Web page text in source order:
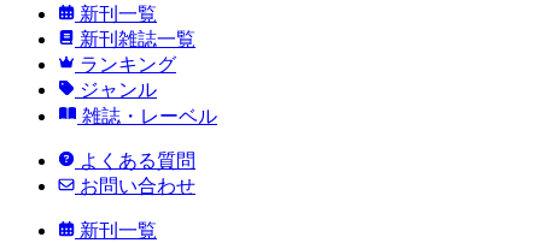
新刊一覧
新刊雑誌一覧
ランキング
ジャンル
雑誌・レーベル
よくある質問
お問い合わせ
新刊一覧